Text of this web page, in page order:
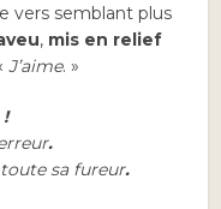
vers semblant plus
, mis en relief
J’aime. »
!
.
sa fureur.